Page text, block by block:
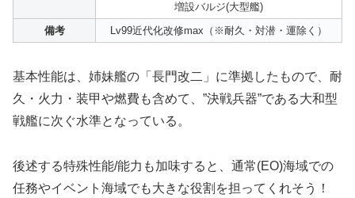
増設バルジ(大型艦)
備考
Lv99近代化改修max（※耐久・対潜・運除く）
基本性能は、姉妹艦の「長門改二」に準拠したもので、耐
久・火力・装甲や燃費も含めて、”決戦兵器”である大和型
戦艦に次ぐ水準となっている。
後述する特殊性能/能力も加味すると、通常(EO)海域での
任務やイベント海域でも大きな役割を担ってくれそう！